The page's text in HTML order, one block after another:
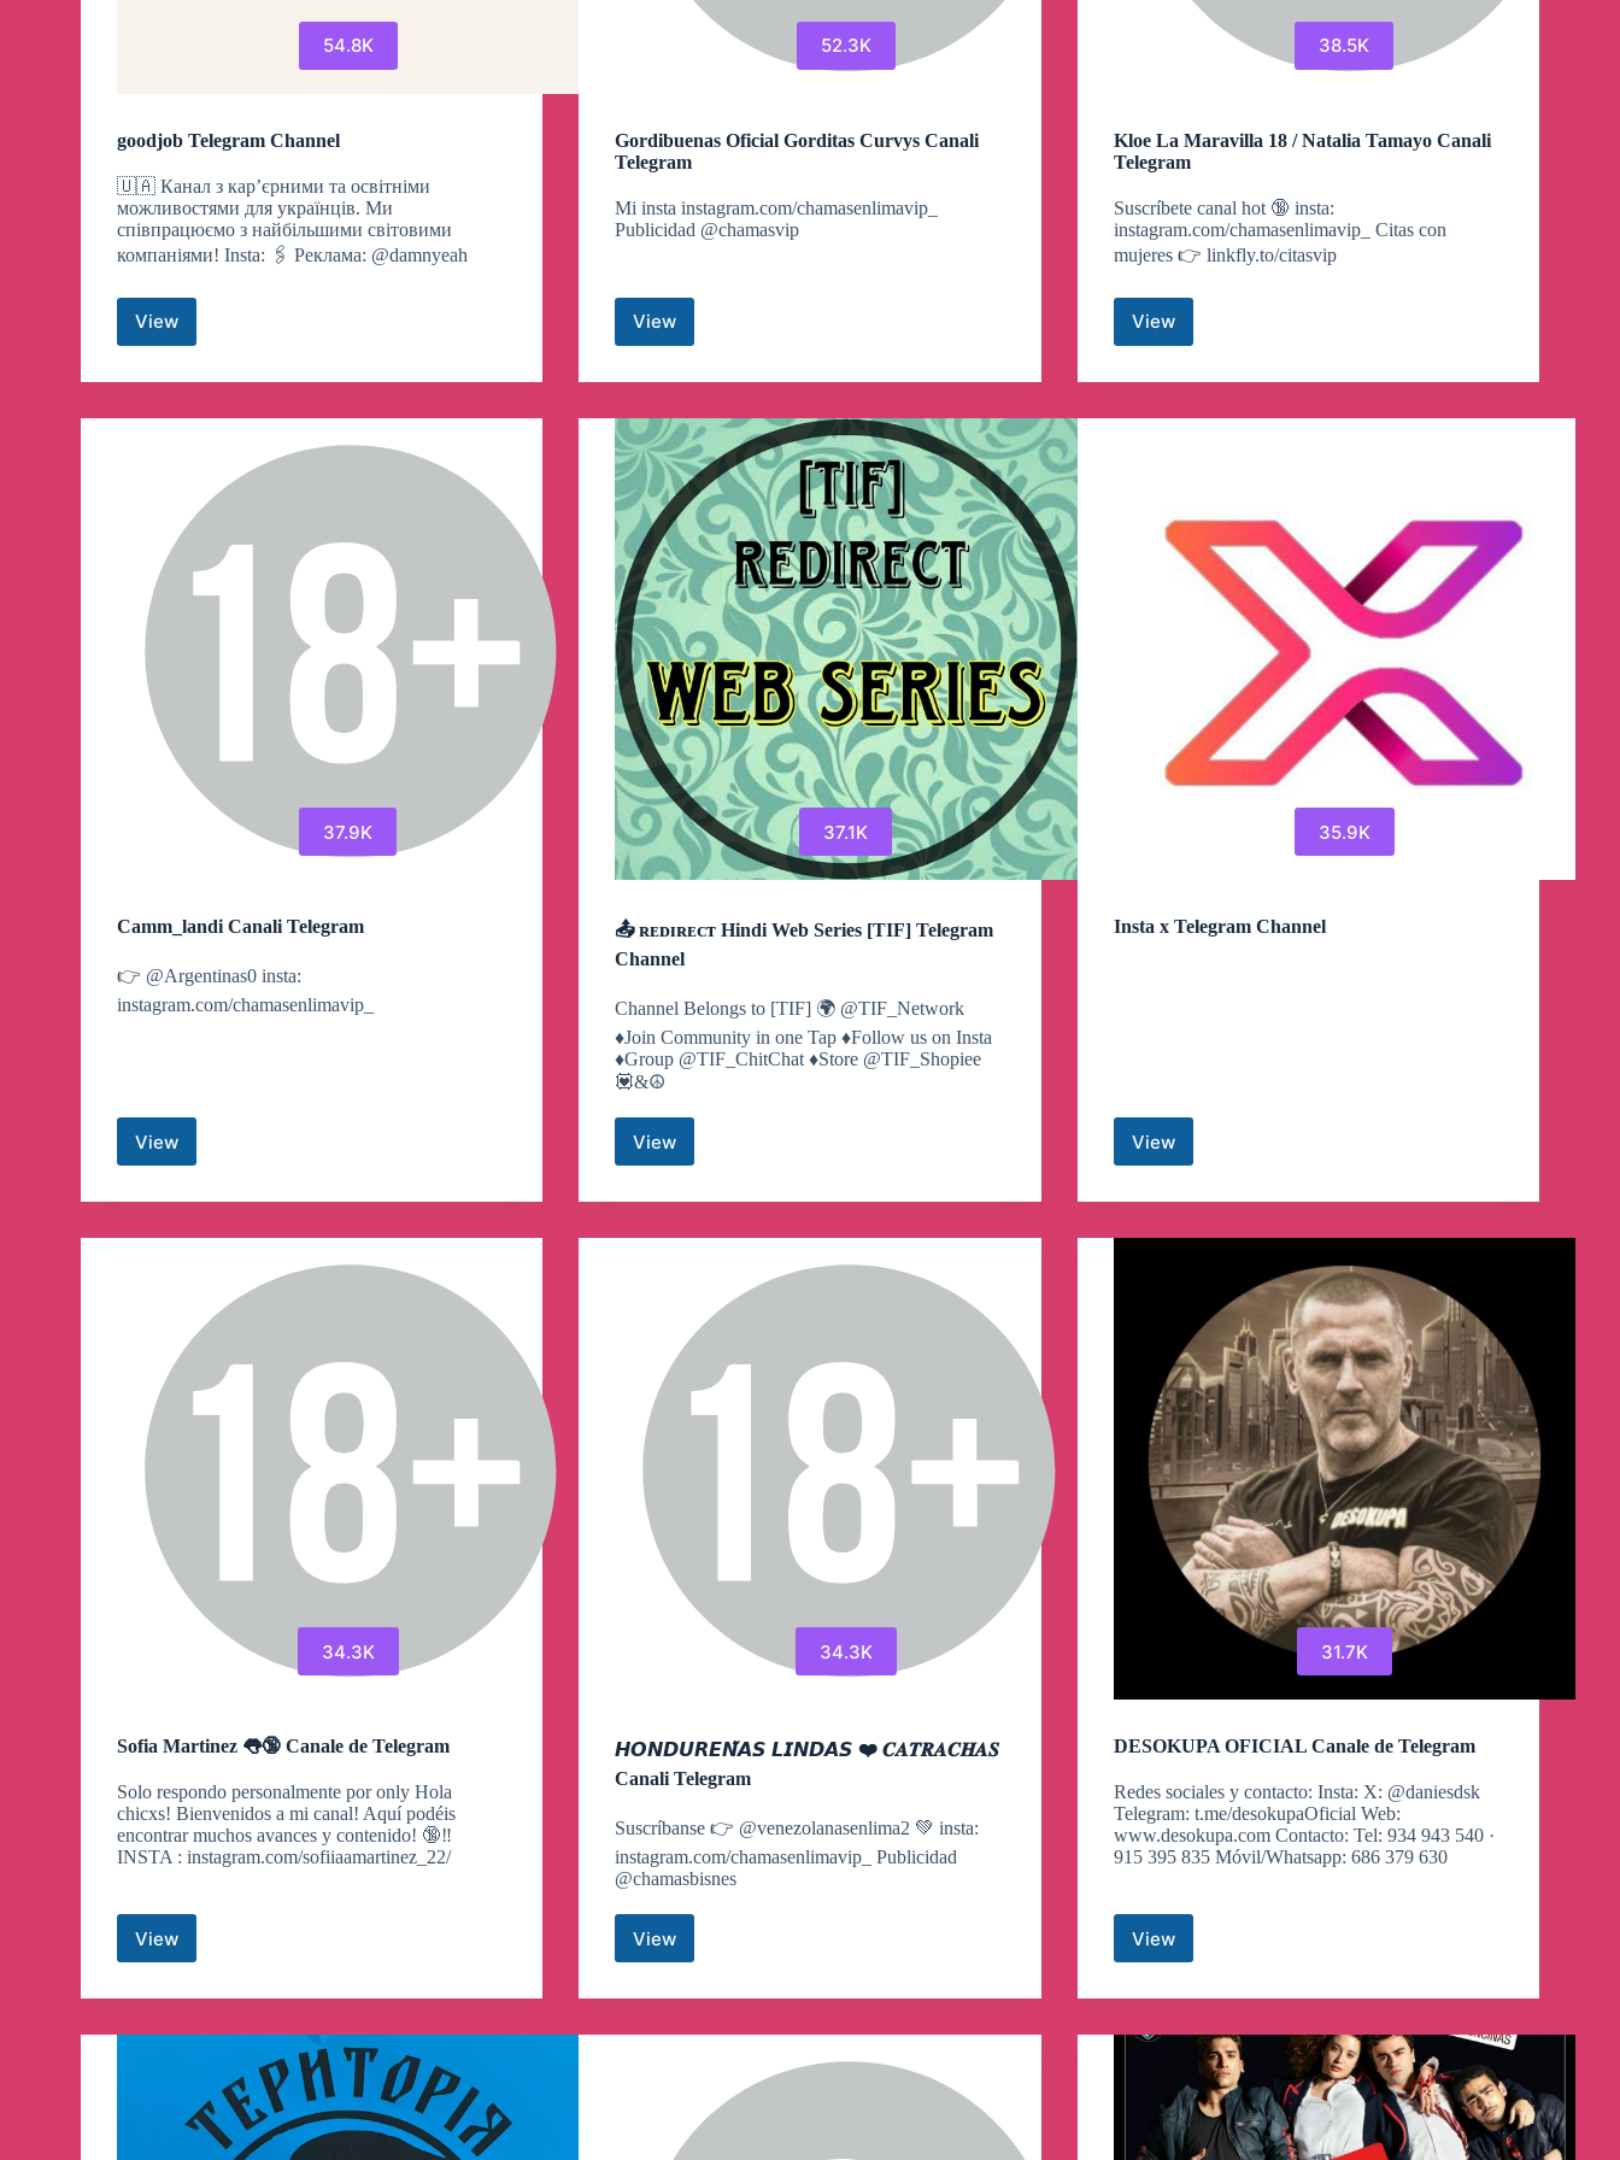
54.8K
goodjob Telegram Channel
🇺🇦 Канал з кар’єрними та освітніми
можливостями для українців. Ми
співпрацюємо з найбільшими світовими
компаніями! Insta: 🖇 Реклама: @damnyeah
Viewgoodjob
Channel
52.3K
Gordibuenas Oficial Gorditas Curvys Canali
Telegram
Mi insta instagram.com/chamasenlimavip_
Publicidad @chamasvip
ViewGordibuenas
Gorditas
Canali
Telegram
38.5K
Kloe La Maravilla 18 / Natalia Tamayo Canali
Telegram
Suscríbete canal hot 🔞 insta:
instagram.com/chamasenlimavip_ Citas con
mujeres 👉 linkfly.to/citasvip
View
Kloe
Maravilla
/
Telegram
37.9K
Camm_landi Canali Telegram
👉 @Argentinas0 insta:
instagram.com/chamasenlimavip_
ViewCamm_landi
Telegram
37.1K
📤 ʀᴇᴅɪʀᴇᴄᴛ Hindi Web Series [TIF] Telegram
Channel
Channel Belongs to [TIF] 🌍 @TIF_Network
♦️Join Community in one Tap ♦Follow us on Insta
♦Group @TIF_ChitChat ♦️Store @TIF_Shopiee
💟&☮️
View
📤
Hindi
Telegram
Channel
35.9K
Insta x Telegram Channel
View
Insta
Telegram
34.3K
Sofia Martinez 👅🔞 Canale de Telegram
Solo respondo personalmente por only Hola
chicxs! Bienvenidos a mi canal! Aquí podéis
encontrar muchos avances y contenido! 🔞‼️
INSTA : instagram.com/sofiiaamartinez_22/
View
Sofia
👅
Canale
Telegram
34.3K
𝙃𝙊𝙉𝘿𝙐𝙍𝙀𝙉̃𝘼𝙎 𝙇𝙄𝙉𝘿𝘼𝙎 ❤️ 𝑪𝑨𝑻𝑹𝑨𝑪𝑯𝑨𝑺
Canali Telegram
Suscríbanse 👉 @venezolanasenlima2 💚 insta:
instagram.com/chamasenlimavip_ Publicidad
@chamasbisnes
View𝙃𝙊𝙉𝘿𝙐𝙍𝙀𝙉̃𝘼𝙎
❤️
Canali
31.7K
DESOKUPA OFICIAL Canale de Telegram
Redes sociales y contacto: Insta: X: @daniesdsk
Telegram: t.me/desokupaOficial Web:
www.desokupa.com Contacto: Tel: 934 943 540 ·
915 395 835 Móvil/Whatsapp: 686 379 630
ViewDESOKUPA
Canale
Telegram